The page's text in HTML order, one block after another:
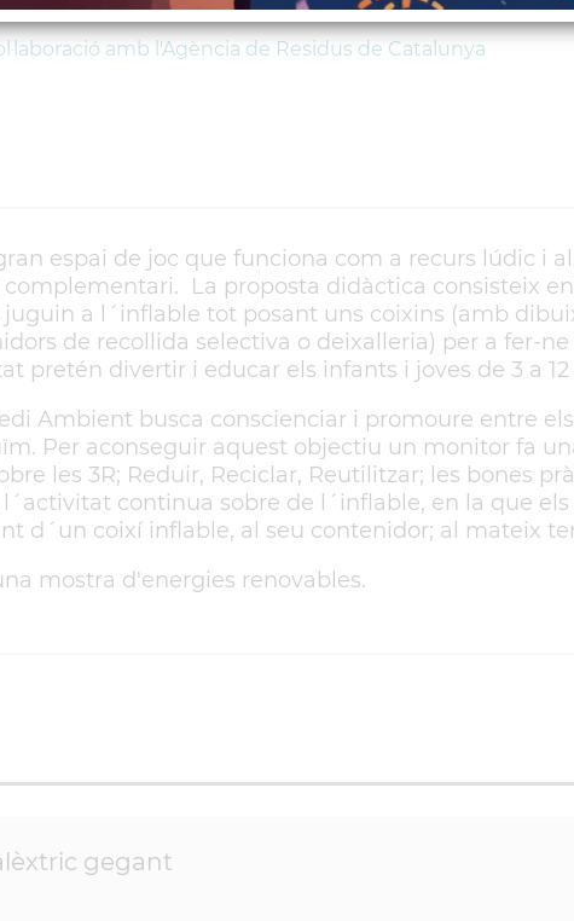
amb l'Agència de Residus de Catalunya
espai de joc que funciona com a recurs lúdic i
La proposta didàctica consisteix en
a l´inflable tot posant uns coixins (amb
de recollida selectiva o deixalleria) per a fer-ne
pretén divertir i educar els infants i joves de 3 a 12
Ambient busca conscienciar i promoure entre
Per aconseguir aquest objectiu un monitor fa
les 3R; Reduir, Reciclar, Reutilitzar; les bones
continua sobre de l´inflable, en la que
d´un coixí inflable, al seu contenidor; al mateix
mostra d'energies renovables.
gegant